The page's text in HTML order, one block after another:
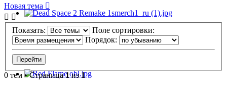
Новая тема
Показать:
Поле сортировки:
Порядок:
0 тем • Страница1из1